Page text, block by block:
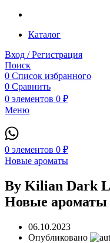
Каталог
Вход / Регистрация
Поиск
0 Список избранного
0 Сравнить
0 элементов 0 ₽
Меню
0 элементов 0 ₽
Новые ароматы
By Kilian Dark
Новые ароматы
06.10.2023
Опубликовано